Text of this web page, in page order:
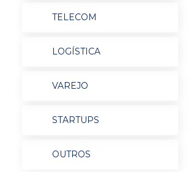
TELECOM
LOGÍSTICA
VAREJO
STARTUPS
OUTROS